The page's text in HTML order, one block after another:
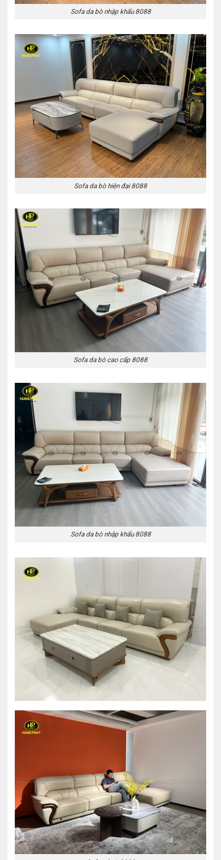
Sofa da bò nhập khẩu 8088
Sofa da bò hiện đại 8088
Sofa da bò cao cấp 8088
Sofa da bò nhập khẩu 8088